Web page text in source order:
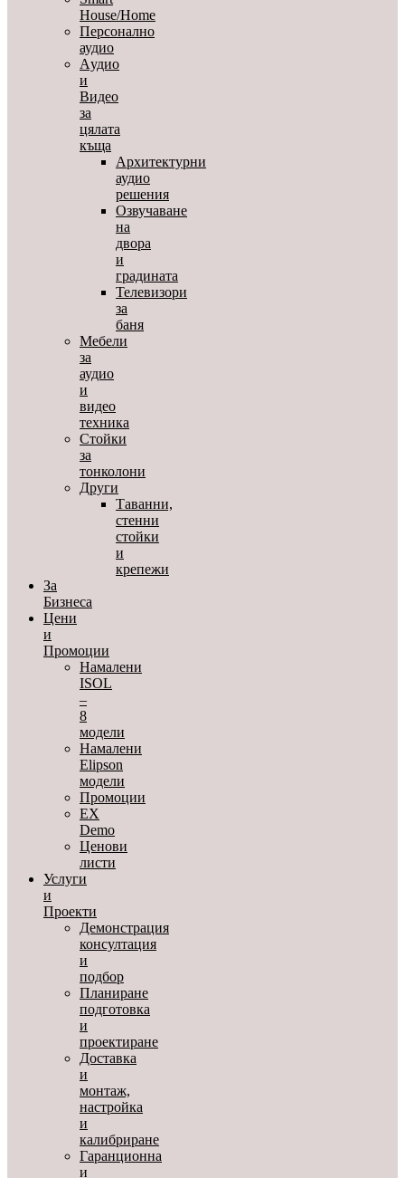
House/Home
Персонално
аудио
Aудио
и
Видео
за
цялата
къща
Архитектурни
аудио
решения
Озвучаване
на
двора
и
градината
Телевизори
за
баня
Мебели
за
аудио
и
видео
техника
Стойки
за
тонколони
Други
Таванни,
стенни
стойки
и
крепежи
За
Бизнеса
Цени
и
Промоции
Намалени
ISOL
–
8
модели
Намалени
Elipson
модели
Промоции
EX
Demo
Ценови
листи
Услуги
и
Проекти
Демонстрация
консултация
и
подбор
Планиране
подготовка
и
проектиране
Доставка
и
монтаж,
настройка
и
калибриране
Гаранционна
и